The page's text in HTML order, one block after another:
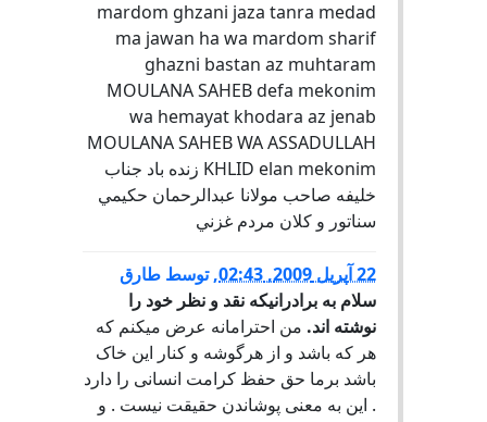
mardom ghzani jaza tanra medad
ma jawan ha wa mardom sharif
ghazni bastan az muhtaram
MOULANA SAHEB defa mekonim
wa hemayat khodara az jenab
MOULANA SAHEB WA ASSADULLAH
KHLID elan mekonim زنده باد جناب
خليفه صاحب مولانا عبدالرحمان حكيمي
سناتور و كلان مردم غزني
22 آپریل 2009, 02:43 ,توسط طارق
سلام به برادرانیکه نقد و نظر خود را
نوشته اند. من احترامانه عرض میکنم که
هر که باشد و از هرگوشه و کنار این خاک
باشد برما حق حفظ کرامت انسانی را دارد
. این به معنی پوشاندن حقیقت نیست . و